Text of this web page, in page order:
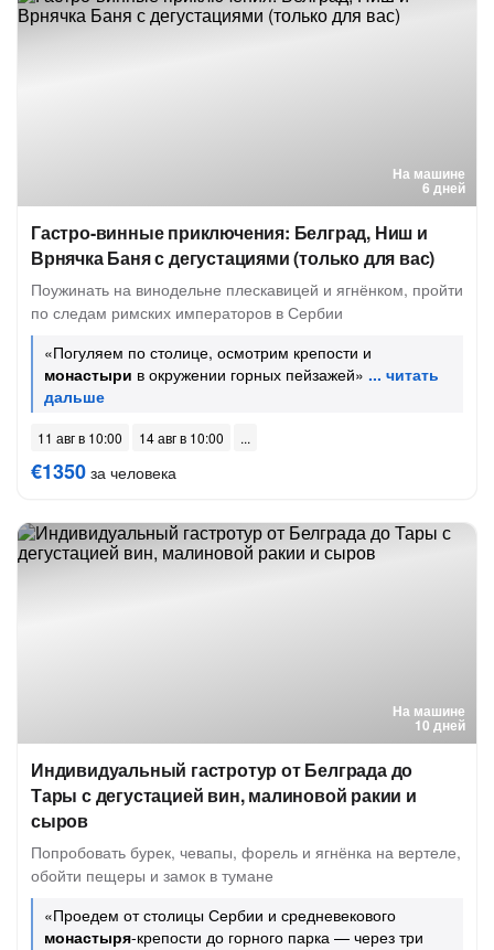
На машине
6 дней
Гастро-винные приключения: Белград, Ниш и
Врнячка Баня с дегустациями (только для вас)
Поужинать на винодельне плескавицей и ягнёнком, пройти
по следам римских императоров в Сербии
«Погуляем по столице, осмотрим крепости и
монастыри в окружении горных пейзажей»
11 авг в 10:00 14 авг в 10:00
€1350 за человека
На машине
10 дней
Индивидуальный гастротур от Белграда до
Тары с дегустацией вин, малиновой ракии и
сыров
Попробовать бурек, чевапы, форель и ягнёнка на вертеле,
обойти пещеры и замок в тумане
«Проедем от столицы Сербии и средневекового
монастыря-крепости до горного парка — через три